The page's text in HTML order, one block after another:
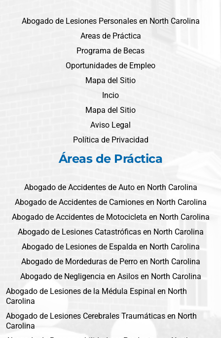
Abogado de Lesiones Personales en North Carolina
Areas de Práctica
Programa de Becas
Oportunidades de Empleo
Mapa del Sitio
Incio
Mapa del Sitio
Aviso Legal
Política de Privacidad
Áreas de Práctica
Abogado de Accidentes de Auto en North Carolina
Abogado de Accidentes de Camiones en North Carolina
Abogado de Accidentes de Motocicleta en North Carolina
Abogado de Lesiones Catastróficas en North Carolina
Abogado de Lesiones de Espalda en North Carolina
Abogado de Mordeduras de Perro en North Carolina
Abogado de Negligencia en Asilos en North Carolina
Abogado de Lesiones de la Médula Espinal en North
Carolina
Abogado de Lesiones Cerebrales Traumáticas en North
Carolina